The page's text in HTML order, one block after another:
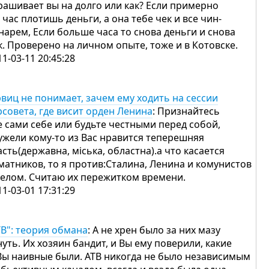
вы на долго или как? Если примерно
плотишь деньги, а она тебе чек и все чин-
Если больше часа то снова деньги и снова
Проверено на личном опыте, тоже и в Котовске.
03-11 20:45:28
не понимает, зачем ему ходить на сессии
где висит орден Ленина: Признайтесь
сами себе или будьте честными перед собой,
кому-то из Вас нравится теперешняя
міська, областна).а что касается
то я против:Сталина, Ленина и комунистов
Считаю их пережитком времени.
03-01 17:31:29
теория обмана: А не хрен было за них мазу
Их хозяин бандит, и Вы ему поверили, какие
наивные были. АТВ никогда не было независимым